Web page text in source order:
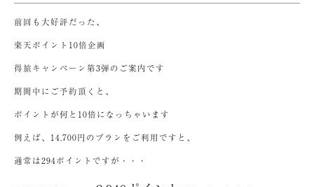
前回も大好評だった、
楽天ポイント10倍企画
得旅キャンペーン第3弾のご案内です
期間中にご予約頂くと、
ポイントが何と10倍になっちゃいます
例えば、14,700円のプランをご利用ですと、
通常は294ポイントですが・・・